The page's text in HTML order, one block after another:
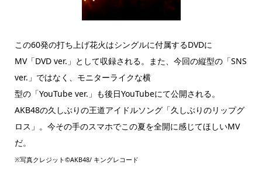
この60発の打ち上げ花火はシングルに付属するDVDに
MV「DVD ver.」として収録される。また、今回の縦型の「SNS
ver.」ではなく、モニターライクな横
型の「YouTube ver.」も後日YouTubeにて公開される。
AKB48の久しぶりの王道アイドルソング「久しぶりのリップグ
ロス」。今その手のスマホでこの夏を全開に感じてほしいMV
だ。
※写真クレジット©AKB48/ キングレコード